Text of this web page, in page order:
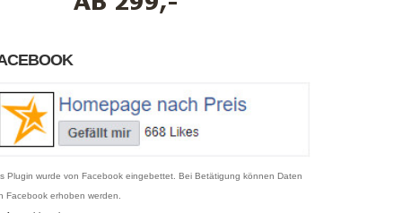
Plugin wurde von Facebook eingebettet. Bei Betätigung können Daten
Facebook erhoben werden.